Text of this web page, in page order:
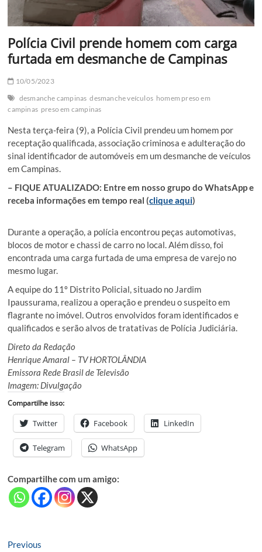
Polícia Civil prende homem com carga
furtada em desmanche de Campinas
10/05/2023
desmanche campinas desmanche veículos homem preso em
campinas preso em campinas
Nesta terça-feira (9), a Polícia Civil prendeu um homem por
receptação qualificada, associação criminosa e adulteração do
sinal identificador de automóveis em um desmanche de veículos
em Campinas.
– FIQUE ATUALIZADO: Entre em nosso grupo do WhatsApp e
receba informações em tempo real (clique aqui)
Durante a operação, a polícia encontrou peças automotivas,
blocos de motor e chassi de carro no local. Além disso, foi
encontrada uma carga furtada de uma empresa de varejo no
mesmo lugar.
A equipe do 11º Distrito Policial, situado no Jardim
Ipaussurama, realizou a operação e prendeu o suspeito em
flagrante no imóvel. Outros envolvidos foram identificados e
qualificados e serão alvos de tratativas de Polícia Judiciária.
Direto da Redação
Henrique Amaral – TV HORTOLÂNDIA
Emissora Rede Brasil de Televisão
Imagem: Divulgação
Compartilhe isso:
Twitter Facebook LinkedIn
Telegram WhatsApp
Compartilhe com um amigo:
Navegação
Previous